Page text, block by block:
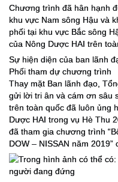
Chương trình đã hân hạnh
khu vực Nam sông Hậu và
phối tại khu vực Bắc sông
của Nông Dược HAI trên
Sự hiện diện của ban lãnh
Phối tham dự chương trình
Thay mặt Ban lãnh đạo,
gửi lời tri ân và cám ơn sâu
trên toàn quốc đã luôn ủng
Dược HAI trong vụ Hè Thu
đã tham gia chương trình
DOW – NISSAN năm 2019”